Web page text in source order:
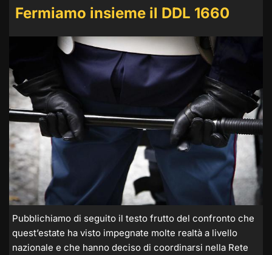
Fermiamo insieme il DDL 1660
Pubblichiamo di seguito il testo frutto del confronto che
quest’estate ha visto impegnate molte realtà a livello
nazionale e che hanno deciso di coordinarsi nella Rete